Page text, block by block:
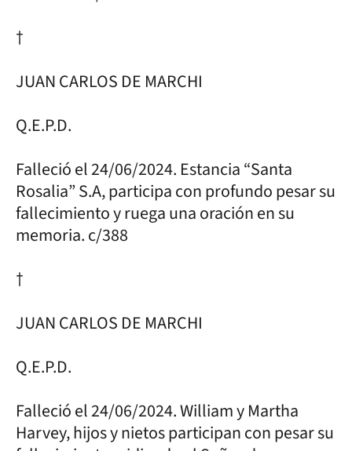
†
JUAN CARLOS DE MARCHI
Q.E.P.D.
Falleció el 24/06/2024. Estancia “Santa
Rosalia” S.A, participa con profundo pesar su
fallecimiento y ruega una oración en su
memoria. c/388
†
JUAN CARLOS DE MARCHI
Q.E.P.D.
Falleció el 24/06/2024. William y Martha
Harvey, hijos y nietos participan con pesar su